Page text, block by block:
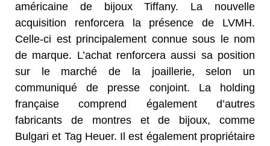
américaine de bijoux Tiffany. La nouvelle
acquisition renforcera la présence de LVMH.
Celle-ci est principalement connue sous le nom
de marque. L’achat renforcera aussi sa position
sur le marché de la joaillerie, selon un
communiqué de presse conjoint. La holding
française comprend également d’autres
fabricants de montres et de bijoux, comme
Bulgari et Tag Heuer. Il est également propriétaire